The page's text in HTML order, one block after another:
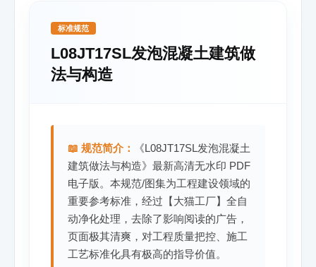
标准规范
L08JT17SL发泡混凝土建筑做
法与构造
📖 规范简介：
《L08JT17SL发泡混凝土
建筑做法与构造》最新高清无水印 PDF
电子版。本规范/图集为工程建设领域的
重要参考标准，经过【大猫工厂】全自
动净化处理，去除了影响阅读的广告，
页面极其清爽，对工程质量把控、施工
工艺标准化具有极高的指导价值。